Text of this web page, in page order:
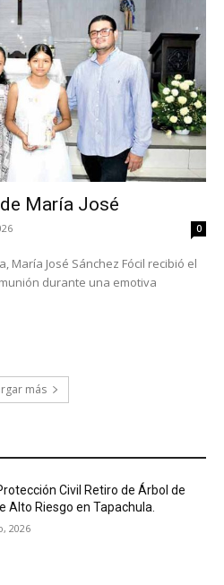
María José
0
María José Sánchez Fócil recibió el
durante una emotiva
más
Civil Retiro de Árbol de
Alto Riesgo en Tapachula.
2026